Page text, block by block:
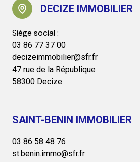
DECIZE IMMOBILIER
03 86 77 37 00
decizeimmobilier@sfr.fr
47 rue de la République
58300 Decize
SAINT-BENIN IMMOBILIER
03 86 58 48 76
st.benin.immo@sfr.fr